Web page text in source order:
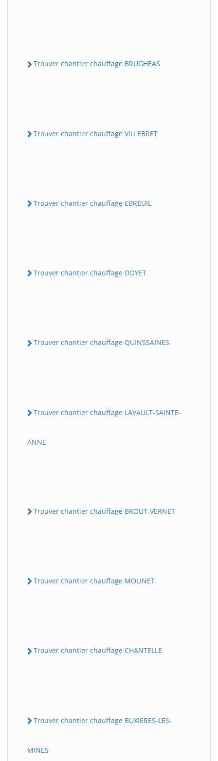
Trouver chantier chauffage BRUGHEAS
Trouver chantier chauffage VILLEBRET
Trouver chantier chauffage EBREUIL
Trouver chantier chauffage DOYET
Trouver chantier chauffage QUINSSAINES
Trouver chantier chauffage LAVAULT-SAINTE-
ANNE
Trouver chantier chauffage BROUT-VERNET
Trouver chantier chauffage MOLINET
Trouver chantier chauffage CHANTELLE
Trouver chantier chauffage BUXIERES-LES-
MINES